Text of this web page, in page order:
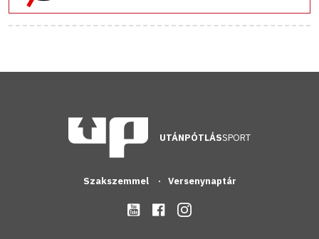
UTÁNPÓTLÁSSPORT
Szakszemmel Versenynaptár